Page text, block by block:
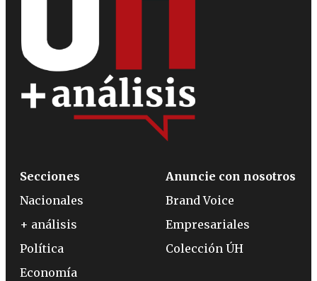
Secciones
Nacionales
+ análisis
Política
Economía
Anuncie con nosotros
Brand Voice
Empresariales
Colección ÚH